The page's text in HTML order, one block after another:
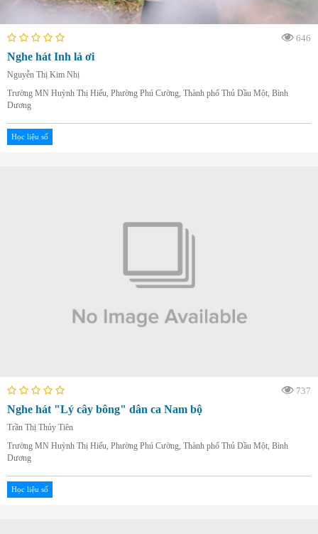
646
Nghe hát Inh lả ơi
Nguyễn Thị Kim Nhị
Trường MN Huỳnh Thị Hiếu, Phường Phú Cường, Thành phố Thủ Dầu Một, Bình
Dương
Học liệu số
737
Nghe hát "Lý cây bông" dân ca Nam bộ
Trần Thị Thủy Tiên
Trường MN Huỳnh Thị Hiếu, Phường Phú Cường, Thành phố Thủ Dầu Một, Bình
Dương
Học liệu số